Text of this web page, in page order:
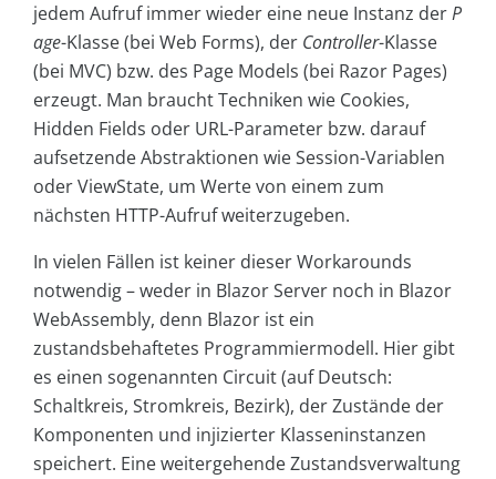
jedem Aufruf immer wieder eine neue Instanz derP
age-Klasse (bei Web Forms), der Controller-Klasse
(bei MVC) bzw. des Page Models (bei Razor Pages)
erzeugt. Man braucht Techniken wie Cookies,
Hidden Fields oder URL-Parameter bzw. darauf
aufsetzende Abstraktionen wie Session-Variablen
oder ViewState, um Werte von einem zum
nächsten HTTP-Aufruf weiterzugeben.
In vielen Fällen ist keiner dieser Workarounds
notwendig – weder in Blazor Server noch in Blazor
WebAssembly, denn Blazor ist ein
zustandsbehaftetes Programmiermodell. Hier gibt
es einen sogenannten Circuit (auf Deutsch:
Schaltkreis, Stromkreis, Bezirk), der Zustände der
Komponenten und injizierter Klasseninstanzen
speichert. Eine weitergehende Zustandsverwaltung